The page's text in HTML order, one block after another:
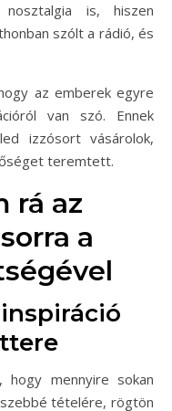
is, hiszen
szólt a rádió, és
az emberek egyre
van szó. Ennek
izzósort vásárolok,
teremtett.
rá az
a
hogy mennyire sokan
tételére, rögtön